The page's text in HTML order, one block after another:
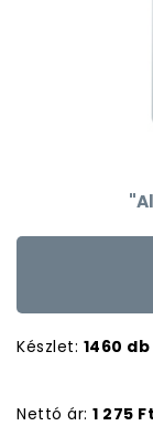
Készlet: 1460 db
Nettó ár: 1 275 Ft